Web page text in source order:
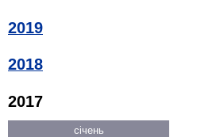
2019
2018
2017
січень